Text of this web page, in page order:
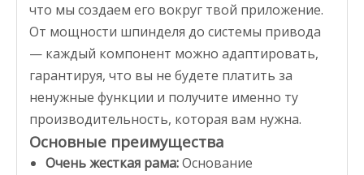
что мы создаем его вокруг твой приложение.
От мощности шпинделя до системы привода
— каждый компонент можно адаптировать,
гарантируя, что вы не будете платить за
ненужные функции и получите именно ту
производительность, которая вам нужна.
Основные преимущества
Очень жесткая рама:Основание